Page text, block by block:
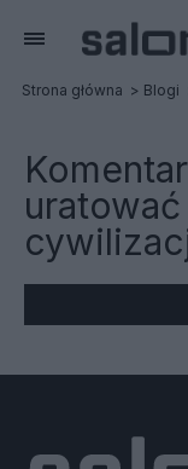
Strona główna Blogi